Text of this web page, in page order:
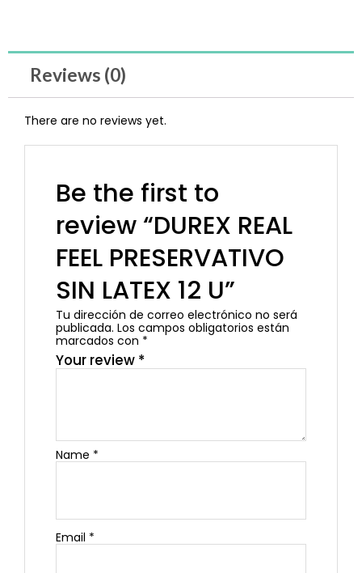
Reviews (0)
There are no reviews yet.
Be the first to
review “DUREX REAL
FEEL PRESERVATIVO
SIN LATEX 12 U”
Tu dirección de correo electrónico no será
publicada. Los campos obligatorios están
marcados con *
Your review *
Name *
Email *